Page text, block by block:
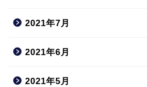
2021年7月
2021年6月
2021年5月